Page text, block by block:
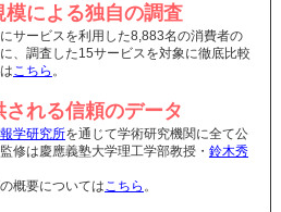
模による独自の調査
サービスを利用した8,883名の消費者の
、調査した15サービスを対象に徹底比較
こちら 。
れる信頼のデータ
学研究所を通じて学術研究機関に全て公
修は慶應義塾大学理工学部教授・ 鈴木秀
概要についてはこちら 。